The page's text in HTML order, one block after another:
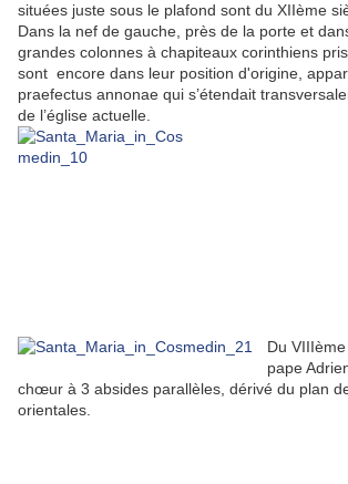
situées juste sous le plafond sont du XIIème
Dans la nef de gauche, près de la porte et
grandes colonnes à chapiteaux corinthiens
sont encore dans leur position d'origine,
praefectus annonae qui s’étendait
de l’église actuelle.
Du
pape
chœur à 3 absides parallèles, dérivé du plan
orientales.